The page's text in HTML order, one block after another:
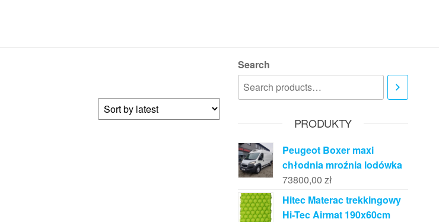
Search
PRODUKTY
Peugeot Boxer maxi
chłodnia mroźnia lodówka
73800,00 zł
Hitec Materac trekkingowy
Hi-Tec Airmat 190x60cm